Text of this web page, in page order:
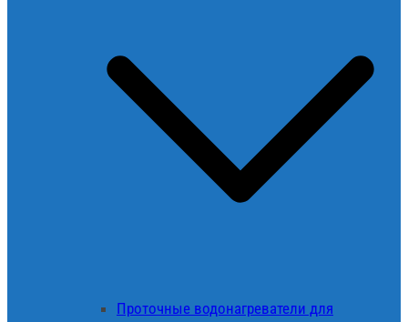
Проточные водонагреватели для